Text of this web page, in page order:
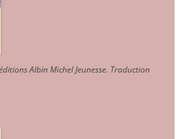
Albin Michel Jeunesse. Traduction